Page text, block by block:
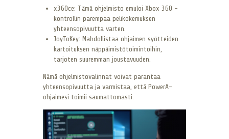
x360ce: Tämä ohjelmisto emuloi Xbox 360 -
kontrollin parempaa pelikokemuksen
yhteensopivuutta varten.
JoyToKey: Mahdollistaa ohjaimen syötteiden
kartoituksen näppäimistötoimintoihin,
tarjoten suuremman joustavuuden.
Nämä ohjelmistovalinnat voivat parantaa
yhteensopivuutta ja varmistaa, että PowerA-
ohjaimesi toimii saumattomasti.